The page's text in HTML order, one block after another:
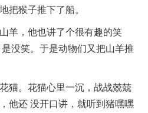
把猴子推下了船。
羊，他也讲了个很有趣的笑
没笑。于是动物们又把山羊推
猫。花猫心里一沉，战战兢兢
他还 没开口讲，就听到猪嘿嘿